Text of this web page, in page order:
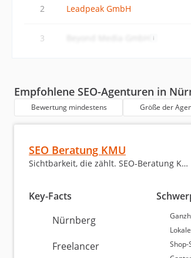
2 Leadpeak GmbH
3
Die SEYBOLD ONE GMBH belegt
aus 55 Bewertungen und einer
Weiterempfehlungsquote von 100
8,62 von 10 Punkten aus 45
der Kunden mit den
Finden Sie
Empfohlene SEO-Agenturen in
Bewertung mindestens Größe der
SEO Beratung KMU
Sichtbarkeit, die zählt. SEO-Beratung KMU
Key-Facts
Nürnberg
Freelancer
Shop-